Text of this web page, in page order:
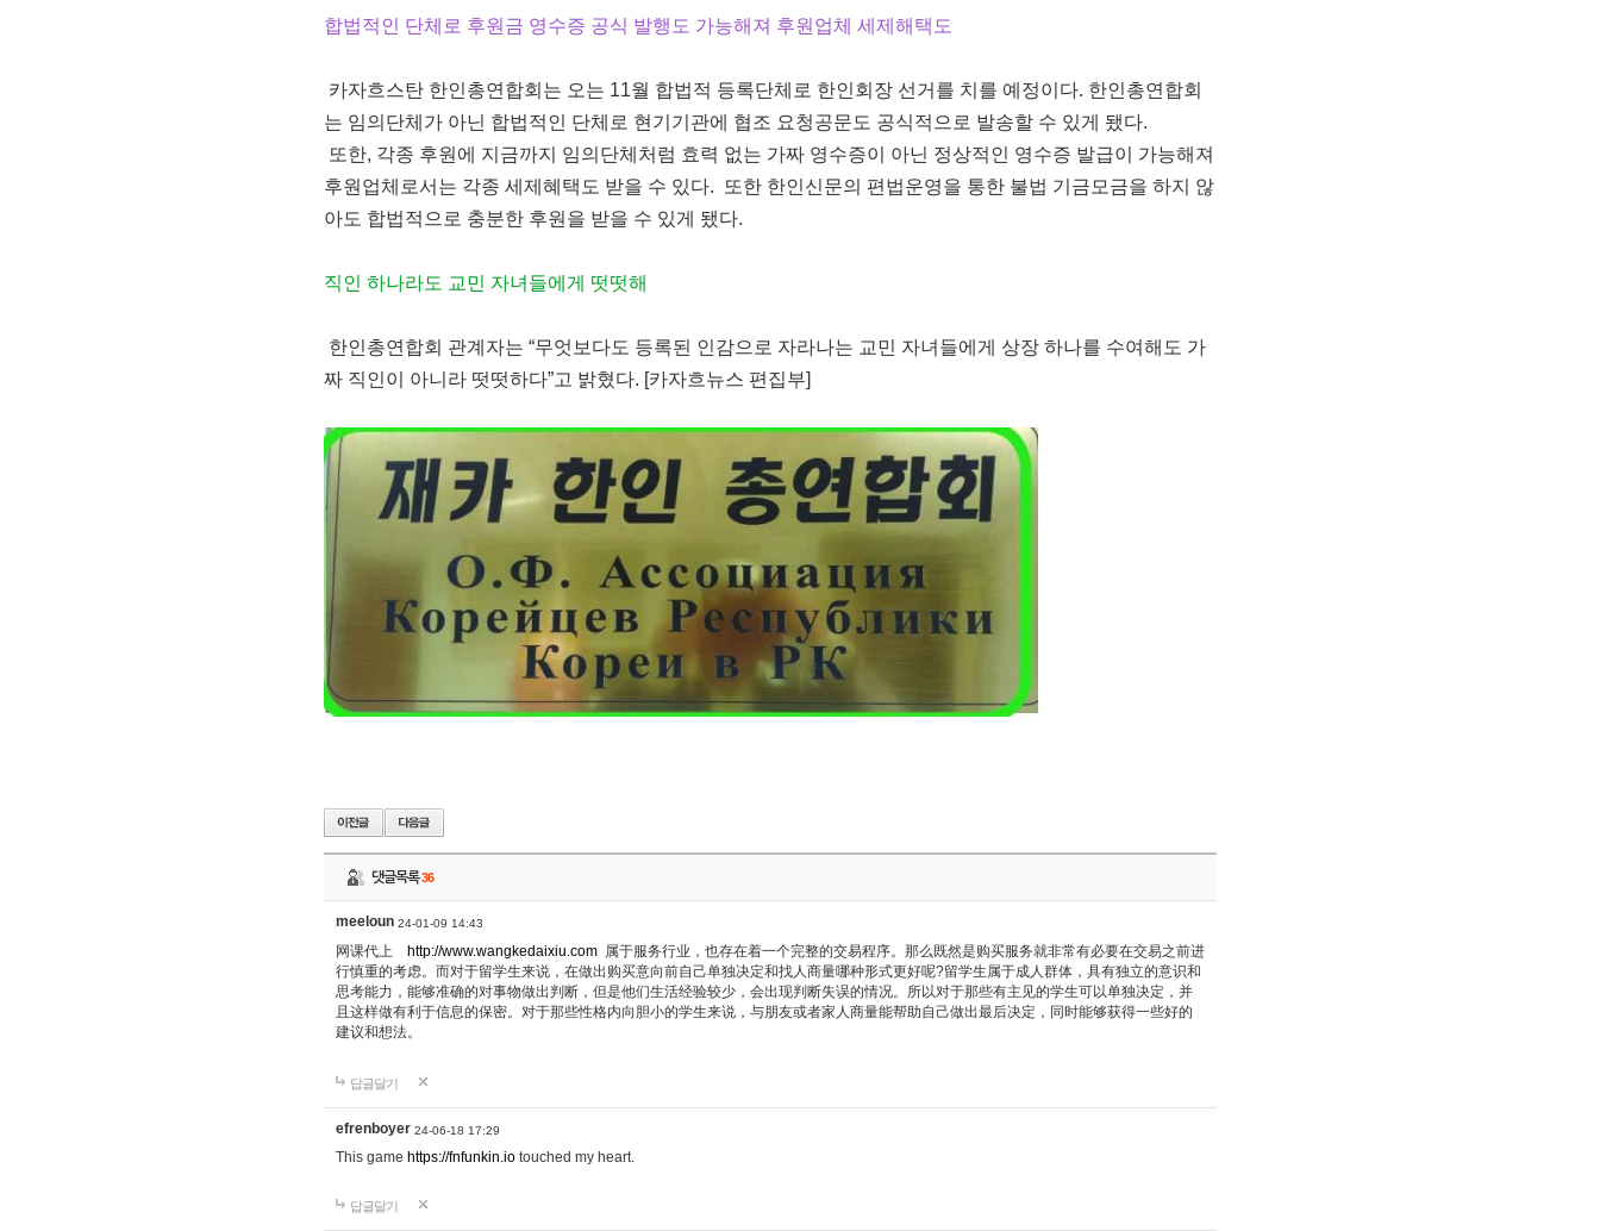
합법적인 단체로 후원금 영수증 공식 발행도 가능해져 후원업체 세제해택도
카자흐스탄 한인총연합회는 오는 11월 합법적 등록단체로 한인회장 선거를 치를 예정이다. 한인총연합회
는 임의단체가 아닌 합법적인 단체로 현기기관에 협조 요청공문도 공식적으로 발송할 수 있게 됐다.
또한, 각종 후원에 지금까지 임의단체처럼 효력 없는 가짜 영수증이 아닌 정상적인 영수증 발급이 가능해져
후원업체로서는 각종 세제혜택도 받을 수 있다. 또한 한인신문의 편법운영을 통한 불법 기금모금을 하지 않
아도 합법적으로 충분한 후원을 받을 수 있게 됐다.
직인 하나라도 교민 자녀들에게 떳떳해
한인총연합회 관계자는 “무엇보다도 등록된 인감으로 자라나는 교민 자녀들에게 상장 하나를 수여해도 가
짜 직인이 아니라 떳떳하다”고 밝혔다. [카자흐뉴스 편집부]
댓글목록36
meeloun 24-01-09 14:43
网课代上 http://www.wangkedaixiu.com 属于服务行业，也存在着一个完整的交易程序。那么既然是购买服务就非常有必要在交易之前进
行慎重的考虑。而对于留学生来说，在做出购买意向前自己单独决定和找人商量哪种形式更好呢?留学生属于成人群体，具有独立的意识和
思考能力，能够准确的对事物做出判断，但是他们生活经验较少，会出现判断失误的情况。所以对于那些有主见的学生可以单独决定，并
且这样做有利于信息的保密。对于那些性格内向胆小的学生来说，与朋友或者家人商量能帮助自己做出最后决定，同时能够获得一些好的
建议和想法。
답글달기
efrenboyer 24-06-18 17:29
This game https://fnfunkin.io touched my heart.
답글달기